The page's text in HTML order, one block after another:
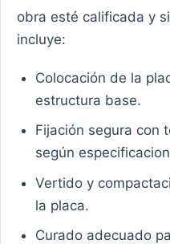
obra esté calificada y
incluye:
Colocación de la
estructura base.
Fijación segura con
según
Vertido y
la placa.
Curado adecuado